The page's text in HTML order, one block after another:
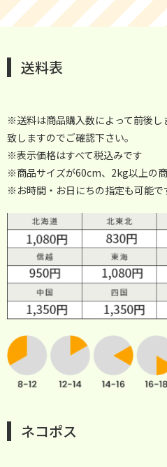
送料表
※送料は商品購入数によって前後し
致しますのでご確認下さい。
※表示価格はすべて税込みです
※商品サイズが60cm、2kg以上の商
※お時間・お日にちの指定も可能で
ネコポス